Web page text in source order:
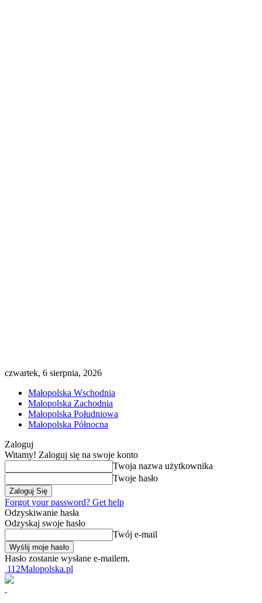
czwartek, 6 sierpnia, 2026
Małopolska Wschodnia
Małopolska Zachodnia
Małopolska Południowa
Małopolska Północna
Zaloguj
Witamy! Zaloguj się na swoje konto
Twoja nazwa użytkownika
Twoje hasło
Forgot your password? Get help
Odzyskiwanie hasła
Odzyskaj swoje hasło
Twój e-mail
Hasło zostanie wysłane e-mailem.
112Malopolska.pl